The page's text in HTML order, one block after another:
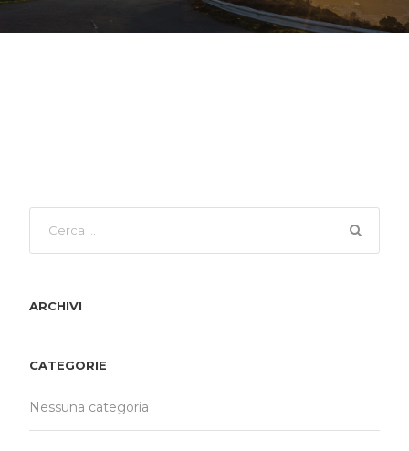
ARCHIVI
CATEGORIE
Nessuna categoria